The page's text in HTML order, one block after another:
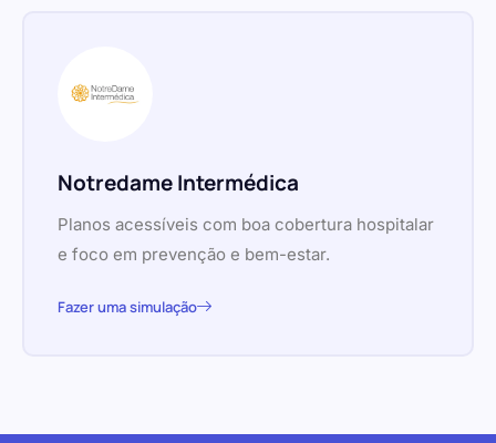
Notredame Intermédica
Planos acessíveis com boa cobertura hospitalar
e foco em prevenção e bem-estar.
Fazer uma simulação